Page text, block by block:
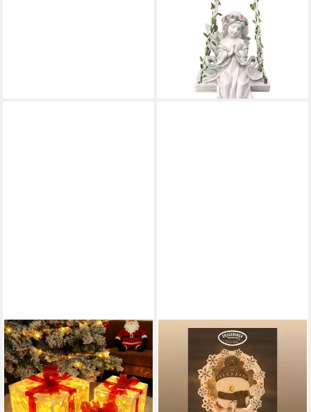
LED Dekofigur betender
Engel, Kantenhocker, LEDs,
batteriebetrieben, LED fest
integriert
22,99 €
lieferbar - in 2-3 Werktagen bei dir